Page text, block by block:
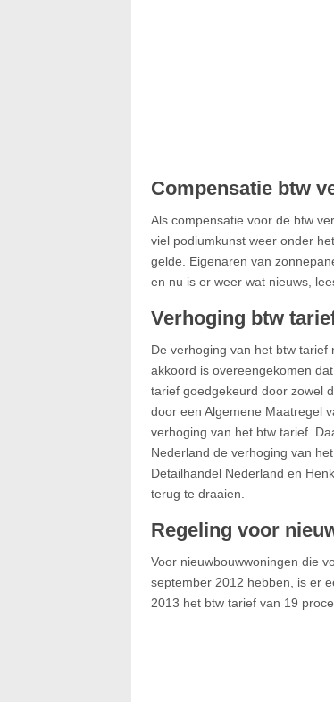
Compensatie btw
Als compensatie voor de btw
viel podiumkunst weer onder
gelde. Eigenaren van
en nu is er weer wat nieuws,
Verhoging btw
De verhoging van het btw
akkoord is overeengekomen
tarief goedgekeurd door zowel
door een Algemene Maatregel
verhoging van het btw tarief.
Nederland de verhoging van
Detailhandel Nederland en
terug te draaien.
Regeling voor
Voor nieuwbouwwoningen die
september 2012 hebben, is er
2013 het btw tarief van 19